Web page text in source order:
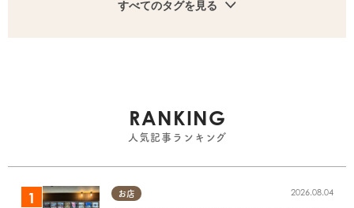
すべてのタグを見る
RANKING
人気記事ランキング
お店 2026.08.04